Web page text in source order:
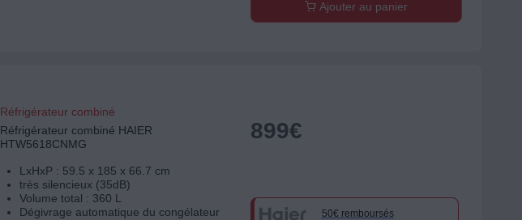
Ajouter au panier
Réfrigérateur combiné
Réfrigérateur combiné HAIER
HTW5618CNMG
LxHxP : 59.5 x 185 x 66.7 cm
très silencieux (35dB)
Volume total : 360 L
Dégivrage automatique du congélateur
899€
50€ remboursés